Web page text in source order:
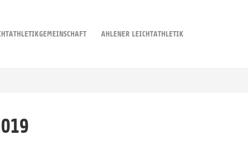
AHLENER LEICHTATHLETIK